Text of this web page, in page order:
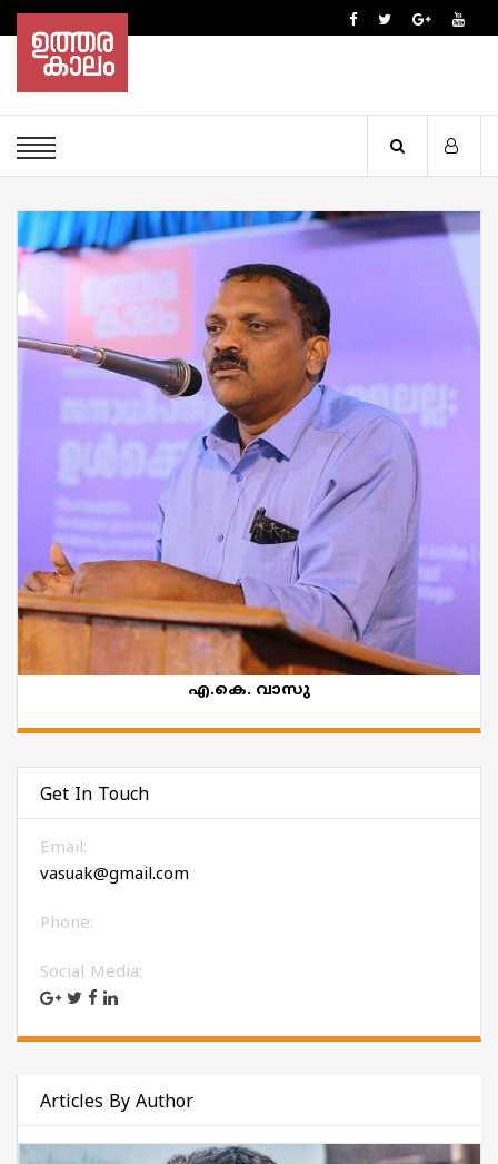
എ.കെ. വാസു
Get In Touch
Email:
vasuak@gmail.com
Phone:
Social Media:
Articles By Author